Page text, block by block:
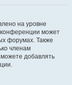
на уровне
может
форумах. Также
членам
добавлять